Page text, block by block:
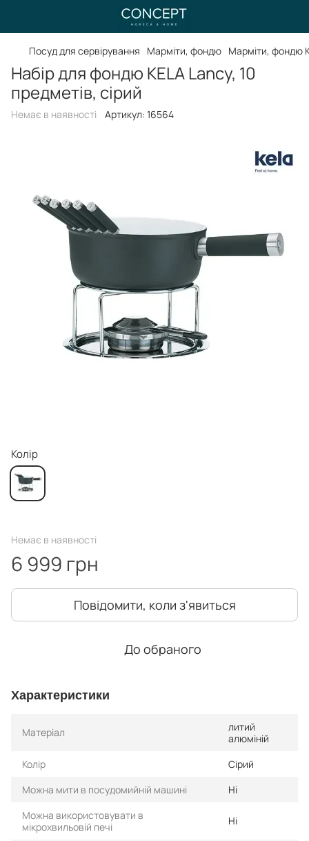
Посуд для сервірування Марміти, фондю Марміти, фондю
Набір для фондю KELA Lancy, 10
предметів, сірий
Немає в наявності Артикул: 16564
Колір
Немає в наявності
6 999 грн
Повідомити, коли з'явиться
До обраного
Характеристики
Матеріал
литий
алюміній
Колір
Сірий
Можна мити в посудомийній машині
Ні
Можна використовувати в
мікрохвильовій печі
Ні